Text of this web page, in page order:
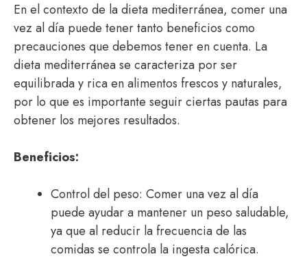
En el contexto de la dieta mediterránea, comer una
vez al día puede tener tanto beneficios como
precauciones que debemos tener en cuenta. La
dieta mediterránea se caracteriza por ser
equilibrada y rica en alimentos frescos y naturales,
por lo que es importante seguir ciertas pautas para
obtener los mejores resultados.
Beneficios:
Control del peso: Comer una vez al día
puede ayudar a mantener un peso saludable,
ya que al reducir la frecuencia de las
comidas se controla la ingesta calórica.